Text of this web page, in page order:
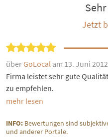
Jetzt
über GoLocal am 13. Juni 2012
Firma leistet sehr gute
zu empfehlen.
mehr lesen
INFO: Bewertungen sind
und anderer Portale.